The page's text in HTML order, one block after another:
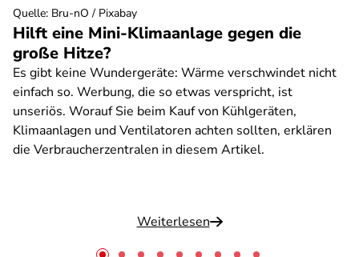
Hilft eine Mini-Klimaanlage gegen die
große Hitze?
Es gibt keine Wundergeräte: Wärme verschwindet nicht
einfach so. Werbung, die so etwas verspricht, ist
unseriös. Worauf Sie beim Kauf von Kühlgeräten,
Klimaanlagen und Ventilatoren achten sollten, erklären
die Verbraucherzentralen in diesem Artikel.
Weiterlesen
Quelle: Bru-nO / Pixabay